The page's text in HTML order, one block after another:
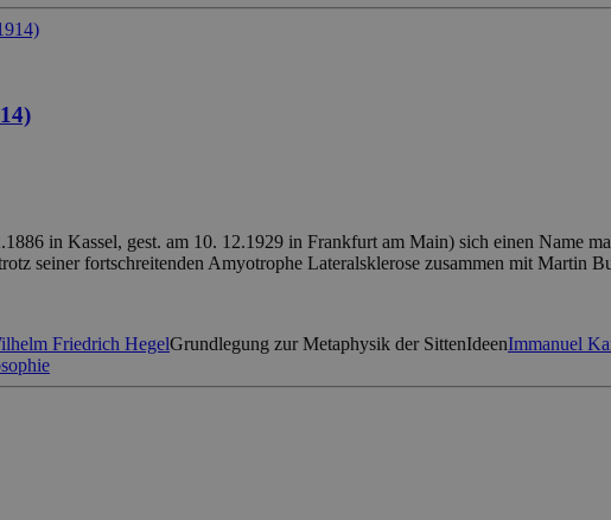
in Kassel, gest. am 10. 12.1929 in Frankfurt am Main) sich einen Name
seiner fortschreitenden Amyotrophe Lateralsklerose zusammen mit Martin
Friedrich HegelGrundlegung zur Metaphysik der SittenIdeenImmanuel